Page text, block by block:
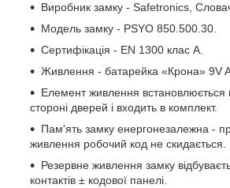
Виробник замку - Safetronics,
Модель замку - PSYO 850.500.30.
Сертифікація - EN 1300 клас A.
Живлення - батарейка «Крона» 9V
Елемент живлення встановлюється
стороні дверей і входить в комплект.
Пам'ять замку енергонезалежна -
живлення робочий код не скидається.
Резервне живлення замку
контактів ± кодової панелі.